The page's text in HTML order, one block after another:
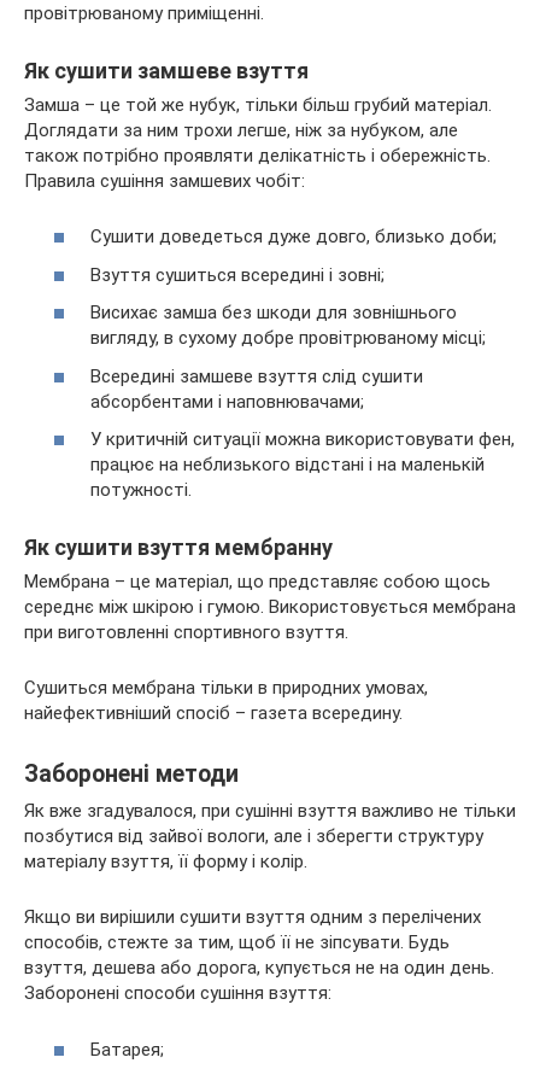
провітрюваному приміщенні.
Як сушити замшеве взуття
Замша – це той же нубук, тільки більш грубий матеріал.
Доглядати за ним трохи легше, ніж за нубуком, але
також потрібно проявляти делікатність і обережність.
Правила сушіння замшевих чобіт:
Сушити доведеться дуже довго, близько доби;
Взуття сушиться всередині і зовні;
Висихає замша без шкоди для зовнішнього
вигляду, в сухому добре провітрюваному місці;
Всередині замшеве взуття слід сушити
абсорбентами і наповнювачами;
У критичній ситуації можна використовувати фен,
працює на неблизького відстані і на маленькій
потужності.
Як сушити взуття мембранну
Мембрана – це матеріал, що представляє собою щось
середнє між шкірою і гумою. Використовується мембрана
при виготовленні спортивного взуття.
Сушиться мембрана тільки в природних умовах,
найефективніший спосіб – газета всередину.
Заборонені методи
Як вже згадувалося, при сушінні взуття важливо не тільки
позбутися від зайвої вологи, але і зберегти структуру
матеріалу взуття, її форму і колір.
Якщо ви вирішили сушити взуття одним з перелічених
способів, стежте за тим, щоб її не зіпсувати. Будь
взуття, дешева або дорога, купується не на один день.
Заборонені способи сушіння взуття:
Батарея;